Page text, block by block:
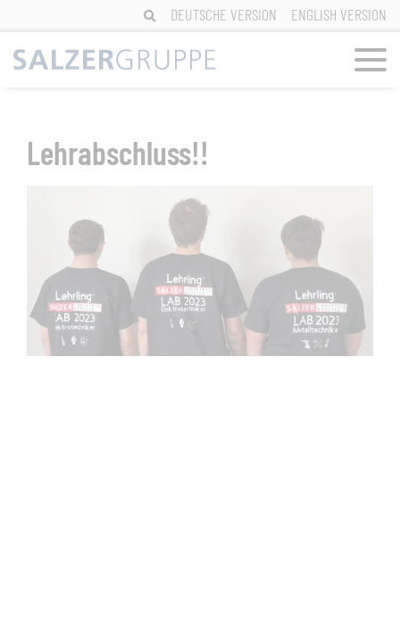
content
DEUTSCHE VERSION ENGLISH VERSION
Lehrabschluss!!